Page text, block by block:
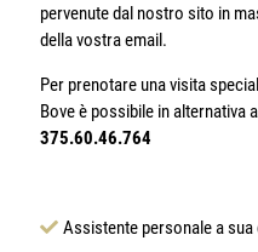
pervenute dal nostro sito in
della vostra email.
Per prenotare una visita
Bove è possibile in alternativa
375.60.46.764
Assistente personale a